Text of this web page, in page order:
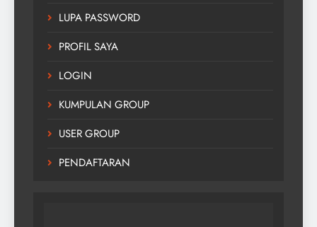
LUPA PASSWORD
PROFIL SAYA
LOGIN
KUMPULAN GROUP
USER GROUP
PENDAFTARAN